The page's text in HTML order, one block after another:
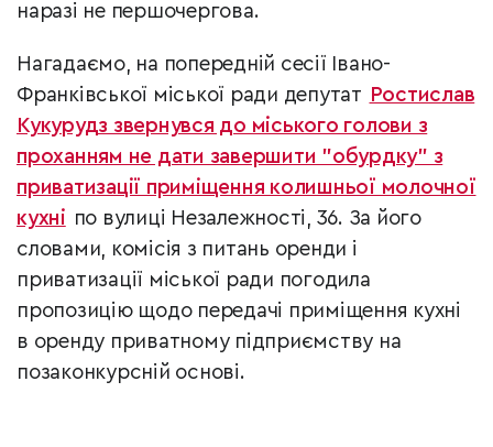
наразі не першочергова.
Нагадаємо, на попередній сесії Івано-
Франківської міської ради депутат
Ростислав
Кукурудз звернувся до міського голови з
проханням не дати завершити "обурдку" з
приватизації приміщення колишньої молочної
кухні по вулиці Незалежності, 36. За його
словами, комісія з питань оренди і
приватизації міської ради погодила
пропозицію щодо передачі приміщення кухні
в оренду приватному підприємству на
позаконкурсній основі.